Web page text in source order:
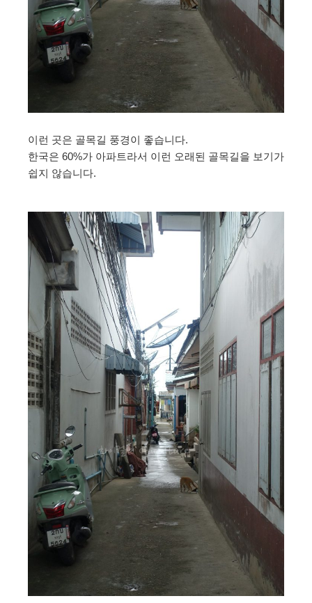
이런 곳은 골목길 풍경이 좋습니다.
한국은 60%가 아파트라서 이런 오래된 골목길을 보기가
쉽지 않습니다.